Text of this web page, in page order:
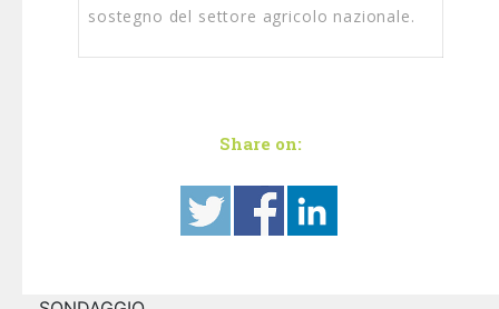
sostegno del settore agricolo nazionale.
Share on: